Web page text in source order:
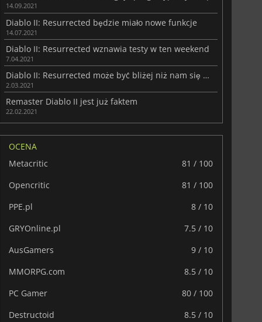
14.09.2021
Diablo II: Resurrected będzie miało nowe funkcje
14.07.2021
Diablo II: Resurrected wznawia testy w ten weekend
7.04.2021
Diablo II: Resurrected może być bliżej niż nam się wydaje
2.03.2021
Remaster Diablo II jest już faktem
22.02.2021
OCENA
Metacritic
81 / 100
Opencritic
81 / 100
PPE.pl
8 / 10
GRYOnline.pl
7.5 / 10
AusGamers
9 / 10
MMORPG.com
8.5 / 10
PC Gamer
80 / 100
Destructoid
8.5 / 10